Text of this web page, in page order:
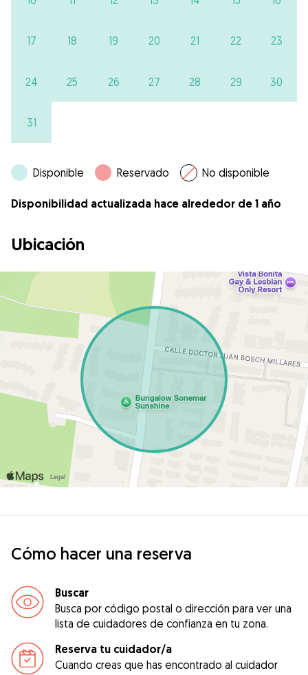
17 18 19 20 21 22 23
24 25 26 27 28 29 30
31
Disponible Reservado No disponible
Disponibilidad actualizada hace alrededor de 1 año
Ubicación
Cómo hacer una reserva
Buscar
Busca por código postal o dirección para ver una
lista de cuidadores de confianza en tu zona.
Reserva tu cuidador/a
Cuando creas que has encontrado al cuidador